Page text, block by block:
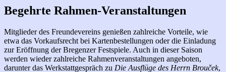
Begehrte Rahmen-Veranstaltungen
Mitglieder des Freundevereins genießen zahlreiche Vorteile, wie
etwa das Vorkaufsrecht bei Kartenbestellungen oder die Einladung
zur Eröffnung der Bregenzer Festspiele. Auch in dieser Saison
werden wieder zahlreiche Rahmenveranstaltungen angeboten,
darunter das Werkstattgespräch zu Die Ausflüge des Herrn Brouček,